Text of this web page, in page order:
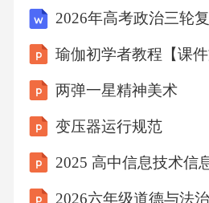
授课；安保人员守护校园安
定合理的教育政策；家长给
担的义务，说说履行这一义
有什么意义。（提示：比如
自己：保障自身出行安全，
的风险...对他人：避免因个
瑜伽初学者教程【课件
两弹一星精神美术
变压器运行规范